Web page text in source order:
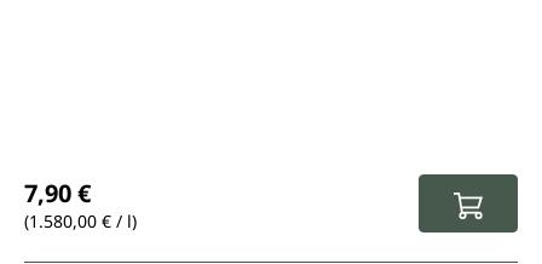
7,90 €
(1.580,00 € / l)